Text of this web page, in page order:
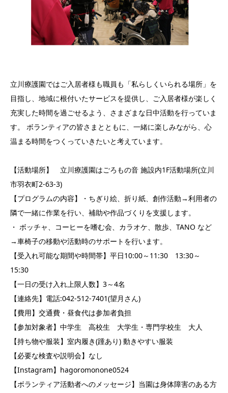
立川療護園ではご入居者様も職員も「私らしくいられる場所」を
目指し、地域に根付いたサービスを提供し、ご入居者様が楽しく
充実した時間を過ごせるよう、さまざまな日中活動を行っていま
す。 ボランティアの皆さまとともに、一緒に楽しみながら、心
温まる時間をつくっていきたいと考えています。
【活動場所】 立川療護園はごろもの音 施設内1F活動場所(立川
市羽衣町2-63-3)
【プログラムの内容】・ちぎり絵、折り紙、創作活動→利用者の
隣で一緒に作業を行い、補助や作品づくりを支援します。
・ ボッチャ、コーヒーを嗜む会、カラオケ、散歩、TANO など
→車椅子の移動や活動時のサポートを行います。
【受入れ可能な期間や時間帯】平日10:00～11:30 13:30～
15:30
【一日の受け入れ上限人数】3～4名
【連絡先】電話:042-512-7401(望月さん)
【費用】交通費・昼食代は参加者負担
【参加対象者】中学生 高校生 大学生・専門学校生 大人
【持ち物や服装】室内履き(踵あり) 動きやすい服装
【必要な検査や説明会】なし
【Instagram】hagoromonone0524
【ボランティア活動者へのメッセージ】当園は身体障害のある方